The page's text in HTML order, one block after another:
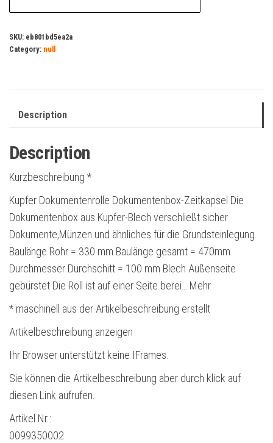
SKU: eb801bd5ea2a
Category: null
Description
Description
Kurzbeschreibung *
Kupfer Dokumentenrolle Dokumentenbox-Zeitkapsel Die
Dokumentenbox aus Kupfer-Blech verschließt sicher
Dokumente,Münzen und ähnliches für die Grundsteinlegung.
Baulänge Rohr = 330 mm Baulänge gesamt = 470mm
Durchmesser Durchschitt = 100 mm Blech Außenseite
gebürstet Die Roll ist auf einer Seite berei… Mehr
* maschinell aus der Artikelbeschreibung erstellt
Artikelbeschreibung anzeigen
Ihr Browser unterstützt keine IFrames.
Sie können die Artikelbeschreibung aber durch klick auf
diesen Link aufrufen.
Artikel Nr.:
0099350002